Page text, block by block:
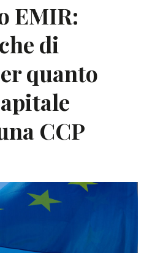
EMIR:
di
quanto
CCP